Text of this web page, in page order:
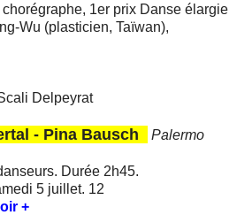
1er prix Danse élargie
Wu (plasticien, Taïwan),
Delpeyrat
- Pina Bausch
Palermo
Durée 2h45.
5 juillet. 12
+